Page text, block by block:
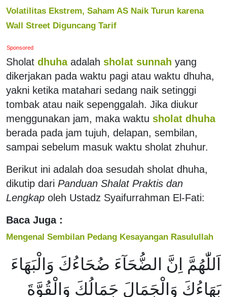
Volatilitas Ekstrem, Saham AS Naik Turun karena
Wall Street Diguncang Tarif
Sponsored
Sholat dhuha adalah sholat sunnah yang
dikerjakan pada waktu pagi atau waktu dhuha,
yakni ketika matahari sedang naik setinggi
tombak atau naik sepenggalah. Jika diukur
menggunakan jam, maka waktu sholat dhuha
berada pada jam tujuh, delapan, sembilan,
sampai sebelum masuk waktu sholat zhuhur.
Berikut ini adalah doa sesudah sholat dhuha,
dikutip dari Panduan Shalat Praktis dan
Lengkap oleh Ustadz Syaifurrahman El-Fati:
Baca Juga :
Mengenal Sembilan Pedang Kesayangan Rasulullah
اَللّٰهُمَّ اِنَّ الضُّحَآءَ ضُحَاءُكَ وَالْبَهَاءَ
بَهَاءُكَ وَالْجَمَالَ جَمَالُكَ وَالْقُوَّةَ